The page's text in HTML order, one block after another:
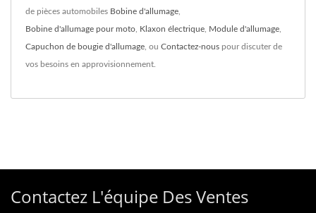
de pièces automobiles Bobine d'allumage
Bobine d'allumage pour moto Klaxon électrique Module d'allumage
Capuchon de bougie d'allumage , ou Contactez-nous pour discuter de
vos besoins en approvisionnement.
Contactez L'équipe Des Ventes